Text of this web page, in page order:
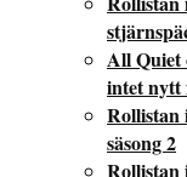
All Quiet
intet nytt
Rollistan
säsong 2
Rollistan